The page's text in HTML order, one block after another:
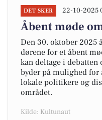
DET SKER 22-10-2025
Åbent møde
Den 30. oktober 2025
dørene for et åbent
kan deltage i
byder på mulighed
lokale politikere og
området.
Kilde: Kultunaut